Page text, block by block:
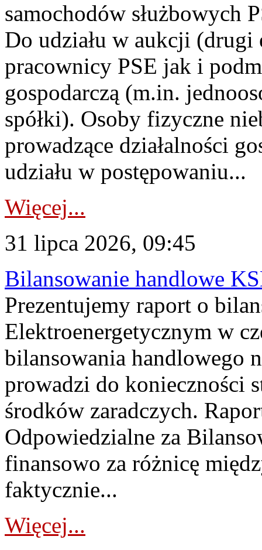
samochodów służbowych
Do udziału w aukcji (drugi
pracownicy PSE jak i
gospodarczą (m.in.
spółki). Osoby fizyczne
prowadzące działalności
udziału w postępowaniu...
Więcej...
31 lipca 2026, 09:45
Bilansowanie handlowe
Prezentujemy raport o
Elektroenergetycznym w
bilansowania handlowego
prowadzi do konieczności
środków zaradczych.
Odpowiedzialne za
finansowo za różnicę
faktycznie...
Więcej...